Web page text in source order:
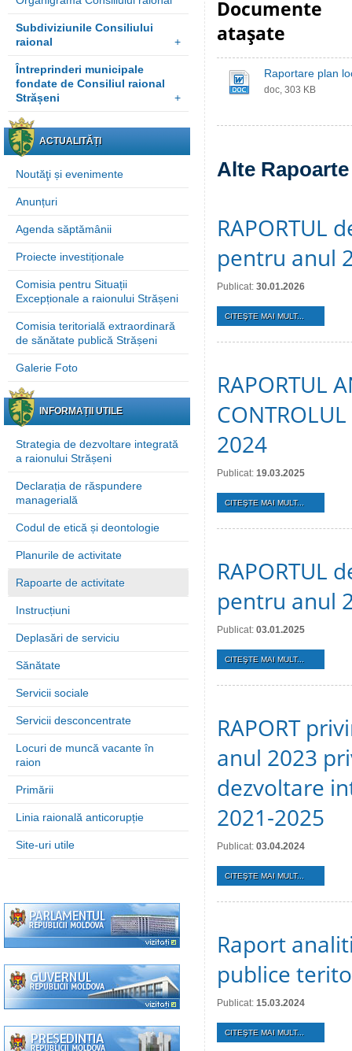
Subdiviziunile Consiliului
raional
+
Întreprinderi municipale
fondate de Consiliul raional
Strășeni
+
ACTUALITĂȚI
Noutăţi și evenimente
Anunțuri
Agenda săptămânii
Proiecte investiționale
Comisia pentru Situații
Excepționale a raionului Strășeni
Comisia teritorială extraordinară
de sănătate publică Strășeni
Galerie Foto
INFORMAȚII UTILE
Strategia de dezvoltare integrată
a raionului Strășeni
Declarația de răspundere
managerială
Codul de etică și deontologie
Planurile de activitate
Rapoarte de activitate
Instrucțiuni
Deplasări de serviciu
Sănătate
Servicii sociale
Servicii desconcentrate
Locuri de muncă vacante în
raion
Primării
Linia raională anticorupție
Site-uri utile
Documente
ataşate
Raportare plan
doc, 303 KB
Alte
RAPORTUL
pentru anul
Publicat: 30.01.2026
CITEŞTE MAI MULT...
RAPORTUL
2024
Publicat: 19.03.2025
CITEŞTE MAI MULT...
RAPORTUL
pentru anul
Publicat: 03.01.2025
CITEŞTE MAI MULT...
RAPORT
anul 2023
dezvoltare
2021-2025
Publicat: 03.04.2024
CITEŞTE MAI MULT...
Raport
publice
Publicat: 15.03.2024
CITEŞTE MAI MULT...